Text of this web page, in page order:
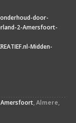
Amersfoort, Almere,